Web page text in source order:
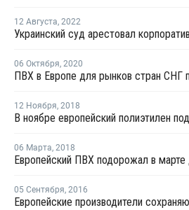
12 Августа, 2022
06 Октября, 2020
12 Ноября, 2018
06 Марта, 2018
05 Сентября, 2016